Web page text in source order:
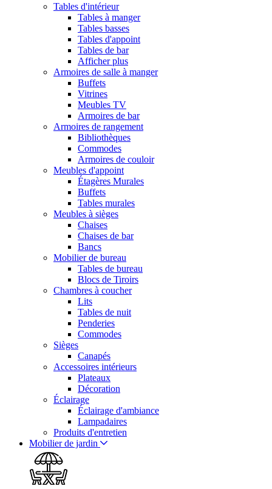
Tables d'intérieur
Tables à manger
Tables basses
Tables d'appoint
Tables de bar
Afficher plus
Armoires de salle à manger
Buffets
Vitrines
Meubles TV
Armoires de bar
Armoires de rangement
Bibliothèques
Commodes
Armoires de couloir
Meubles d'appoint
Étagères Murales
Buffets
Tables murales
Meubles à sièges
Chaises
Chaises de bar
Bancs
Mobilier de bureau
Tables de bureau
Blocs de Tiroirs
Chambres à coucher
Lits
Tables de nuit
Penderies
Commodes
Sièges
Canapés
Accessoires intérieurs
Plateaux
Décoration
Éclairage
Éclairage d'ambiance
Lampadaires
Produits d'entretien
Mobilier de jardin